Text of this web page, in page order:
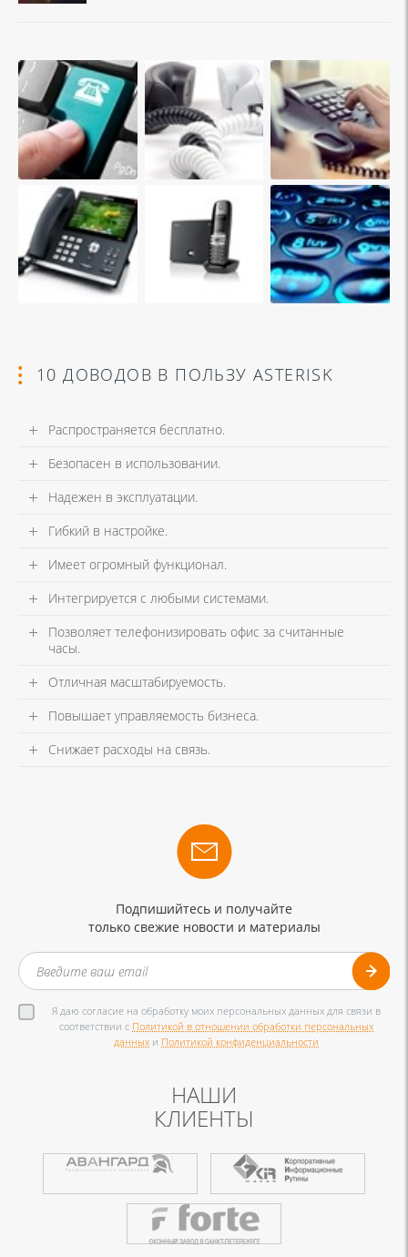
10 ДОВОДОВ В ПОЛЬЗУ ASTERISK
Распространяется бесплатно.
Безопасен в использовании.
Надежен в эксплуатации.
Гибкий в настройке.
Имеет огромный функционал.
Интегрируется с любыми системами.
Позволяет телефонизировать офис за считанные
часы.
Отличная масштабируемость.
Повышает управляемость бизнеса.
Снижает расходы на связь.
Подпишийтесь и получайте
только свежие новости и материалы
Я даю согласие на обработку моих персональных данных для связи в
соответствии с Политикой в отношении обработки персональных
данных и Политикой конфиденциальности
НАШИ
КЛИЕНТЫ